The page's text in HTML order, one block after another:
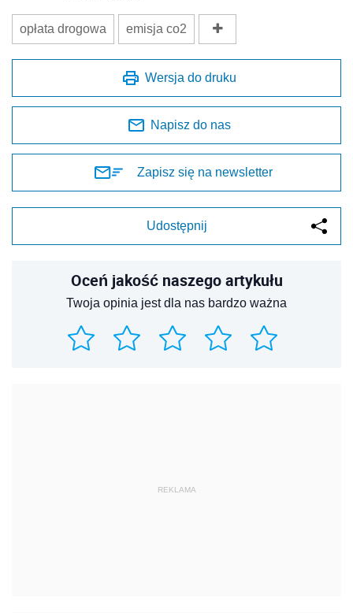
opłata drogowa emisja co2
Wersja do druku
Napisz do nas
Zapisz się na newsletter
Udostępnij
Oceń jakość naszego artykułu
Twoja opinia jest dla nas bardzo ważna
REKLAMA